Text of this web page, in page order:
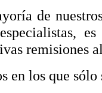
de
es
remisiones
en los que